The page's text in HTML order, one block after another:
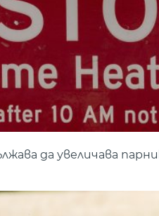
да увеличава